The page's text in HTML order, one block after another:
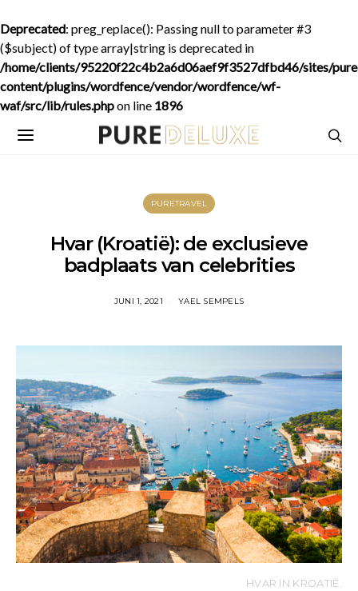
Deprecated: preg_replace(): Passing null to parameter #3
($subject) of type array|string is deprecated in
/home/clients/95220f22c4b2a6d06aef9f3527dfbd46/sites/
content/plugins/wordfence/vendor/wordfence/wf-
waf/src/lib/rules.phpon line 1896
PURETRAVEL
Hvar (Kroatië): de exclusieve
badplaats van celebrities
JUNI 1, 2021 YAEL SEMPELS
HVAR IN KROATIË.